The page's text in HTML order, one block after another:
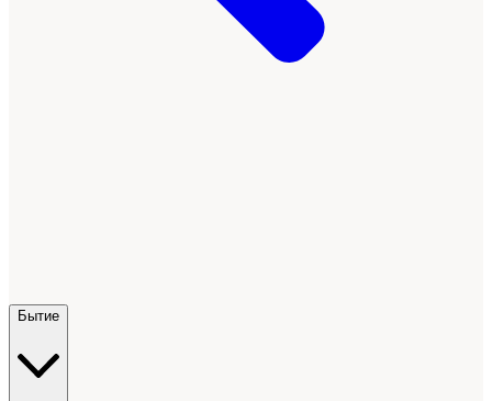
Бытие